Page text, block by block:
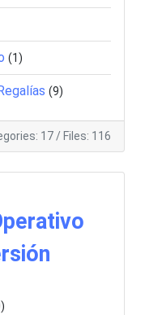
(1)
(9)
17 / Files: 116